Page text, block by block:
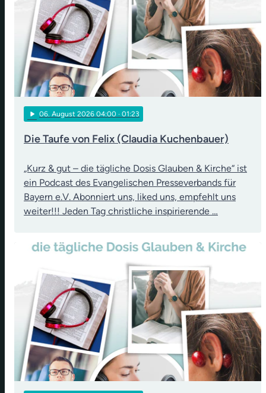
play_arrow 06. August 2026 04:00 · 01:23
Die Taufe von Felix (Claudia Kuchenbauer)
„Kurz & gut – die tägliche Dosis Glauben & Kirche“ ist
ein Podcast des Evangelischen Presseverbands für
Bayern e.V. Abonniert uns, liked uns, empfehlt uns
weiter!!! Jeden Tag christliche inspirierende …